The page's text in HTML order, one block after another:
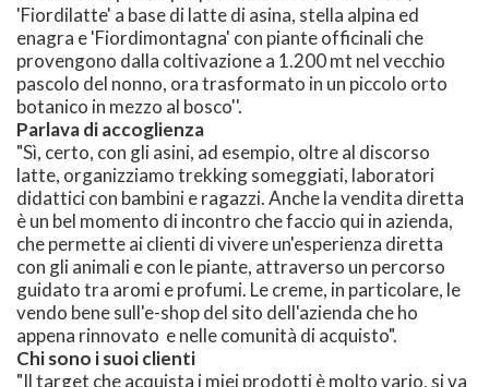
'Fiordilatte' a base di latte di asina, stella alpina ed
enagra e 'Fiordimontagna' con piante officinali che
provengono dalla coltivazione a 1.200 mt nel vecchio
pascolo del nonno, ora trasformato in un piccolo orto
botanico in mezzo al bosco''.
Parlava di accoglienza
"Sì, certo, con gli asini, ad esempio, oltre al discorso
latte, organizziamo trekking someggiati, laboratori
didattici con bambini e ragazzi. Anche la vendita diretta
è un bel momento di incontro che faccio qui in azienda,
che permette ai clienti di vivere un'esperienza diretta
con gli animali e con le piante, attraverso un percorso
guidato tra aromi e profumi. Le creme, in particolare, le
vendo bene sull'e-shop del sito dell'azienda che ho
appena rinnovato e nelle comunità di acquisto".
Chi sono i suoi clienti
"Il target che acquista i miei prodotti è molto vario, si va